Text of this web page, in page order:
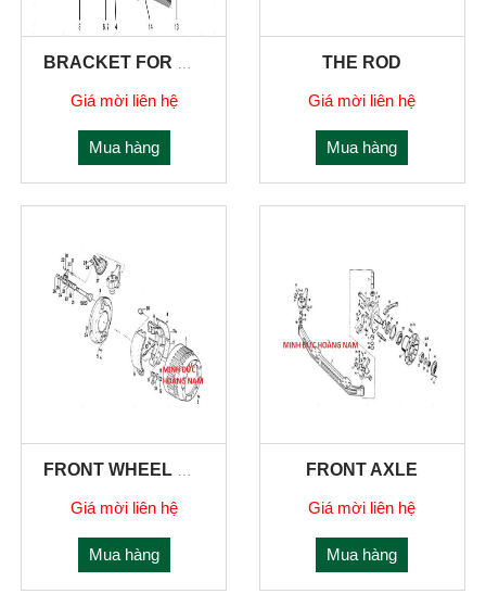
Giá mời liên hệ
Mua hàng
THE ROD
Giá mời liên hệ
Mua hàng
Giá mời liên hệ
Mua hàng
FRONT AXLE
Giá mời liên hệ
Mua hàng